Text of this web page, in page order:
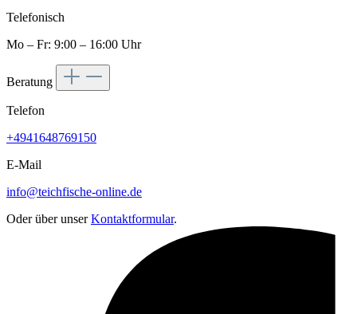
Telefonisch
Mo – Fr: 9:00 – 16:00 Uhr
Beratung
Telefon
+4941648769150
E-Mail
info@teichfische-online.de
Oder über unserKontaktformular.